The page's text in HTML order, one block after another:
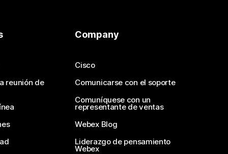
reunión de
Company
Cisco
Comunicarse con el soporte
Comuníquese con un
representante de ventas
Webex Blog
Liderazgo de pensamiento
Webex